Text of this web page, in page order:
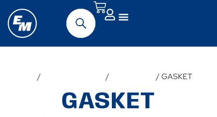
/ / / GASKET
GASKET